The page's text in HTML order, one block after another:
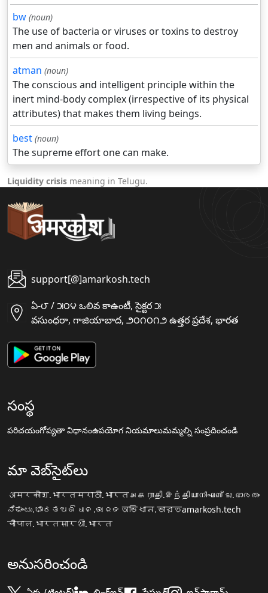
bw (noun)
The use of bacteria or viruses or toxins to destroy
men and animals or food.
atman (noun)
The conscious and intelligent principle within the
inert mind-body complex (irrespective of its physical
attributes) that makes them living beings.
best (noun)
The supreme effort one can make.
Liquidity crisis meaning in Telugu.
support[@]amarkosh.tech
ఏ-౮ / ౫౦౪ ఒలివ కాఉంటీ, సైక్టర ౫
వసుంధరా, గాజియాబాద, ౨౦౧౦౧౨ ఉత్తర ప్రదేశ, భారత
సంస్థ
పరిచయంగోప్యతా విధానంఉపయోగ నియమాలుమమ్మల్ని సంప్రదించండి
మా వెబ్‌సైట్‌లు
अमरकोश.भारतमराठी.भारतஅகராதி.இந்தியாനിഘണ്ടു.ഭാരതം
ನಿಘಂಟು.ಭಾರತ ଅଭିଧାନ.ଭାରତ অভিধান.ভারতamarkosh.tech
चौपाल.भारतसारथी.भारत
అనుసరించండి